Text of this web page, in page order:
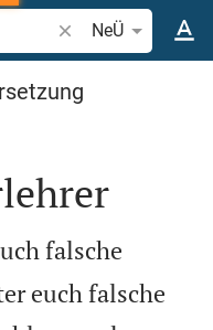
Bibelstelle oder
NeÜ
falsche
euch falsche